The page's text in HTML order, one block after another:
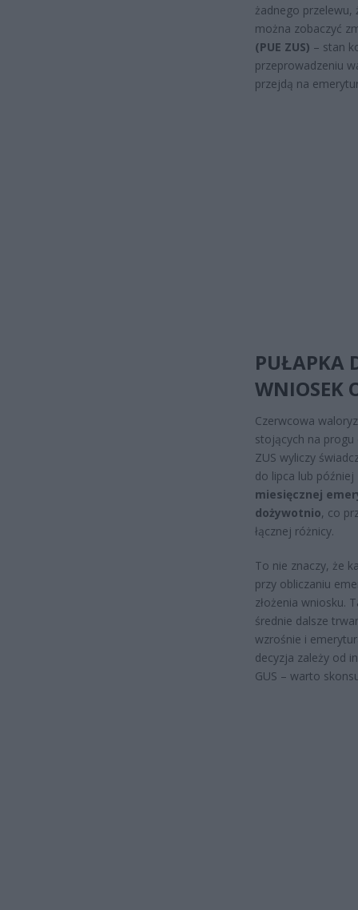
żadnego przelewu,
można zobaczyć
(PUE ZUS) – stan
przeprowadzeniu
przejdą na
PUŁAPKA
WNIOSEK
Czerwcowa
stojących na progu
ZUS wyliczy
do lipca lub
miesięcznej
dożywotnio, co
łącznej różnicy.
To nie znaczy, że
przy obliczaniu
złożenia wniosku.
średnie dalsze
wzrośnie i
decyzja zależy od
GUS – warto